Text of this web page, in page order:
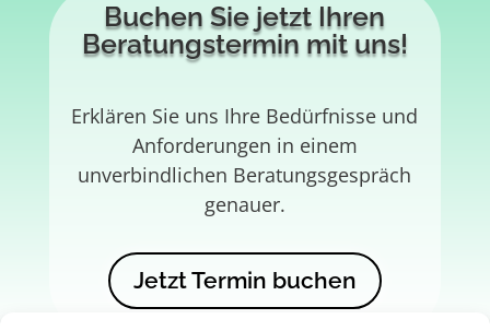
Buchen Sie jetzt Ihren
Beratungstermin mit uns!
Erklären Sie uns Ihre Bedürfnisse und
Anforderungen in einem
unverbindlichen Beratungsgespräch
genauer.
Jetzt Termin buchen